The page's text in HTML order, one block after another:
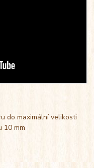
do maximální velikosti
10 mm